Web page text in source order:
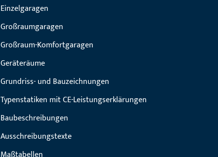
Einzelgaragen
Großraumgaragen
Großraum-Komfortgaragen
Geräteräume
Grundriss- und Bauzeichnungen
Typenstatiken mit CE-Leistungserklärungen
Baubeschreibungen
Ausschreibungstexte